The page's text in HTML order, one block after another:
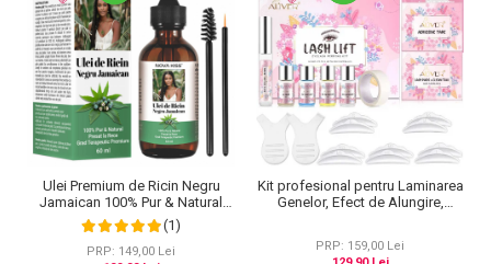
Ulei Premium de Ricin Negru
Jamaican 100% Pur & Natural
NOVA KISS® pentru cresterea
parului, ingrijirea scalpului, pielii,
genelor si sprancenelor, 60 ml
(1)
PRP: 149,00 Lei
Kit profesional pentru Laminarea
Genelor, Efect de Alungire,
PRP: 159,00 Lei